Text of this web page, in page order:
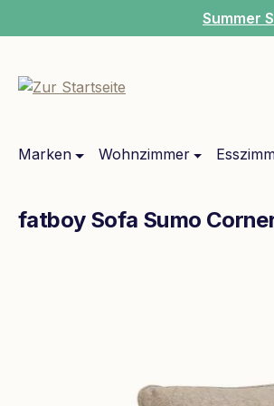
Zur Hauptnavigation springen
Summer
Marken Wohnzimmer
fatboy Sofa Sumo